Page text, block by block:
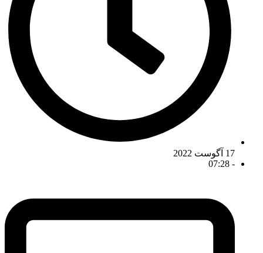
17 آگوست 2022
-
07:28